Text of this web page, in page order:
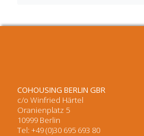
COHOUSING BERLIN GBR
c/o Winfried Härtel
Oranienplatz 5
10999 Berlin
Tel: +49 (0)30 695 693 80